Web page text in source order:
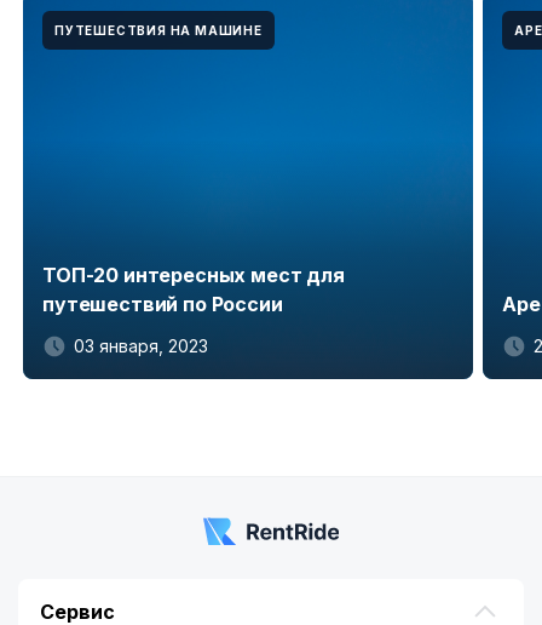
ПУТЕШЕСТВИЯ НА МАШИНЕ
ТОП-20 интересных мест для
путешествий по России
03 января, 2023
Сервис